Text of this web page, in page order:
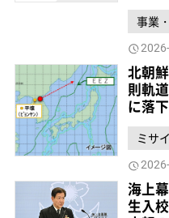
事業
北朝
則軌
に落
ミサ
海上
生入